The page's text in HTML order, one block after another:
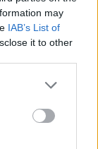
may
IAB’s List of
it to other